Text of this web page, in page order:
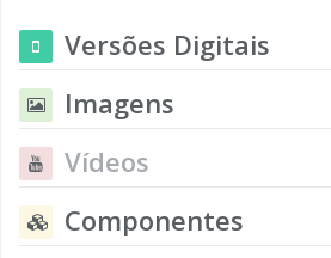
Versões Digitais
Imagens
Vídeos
Componentes